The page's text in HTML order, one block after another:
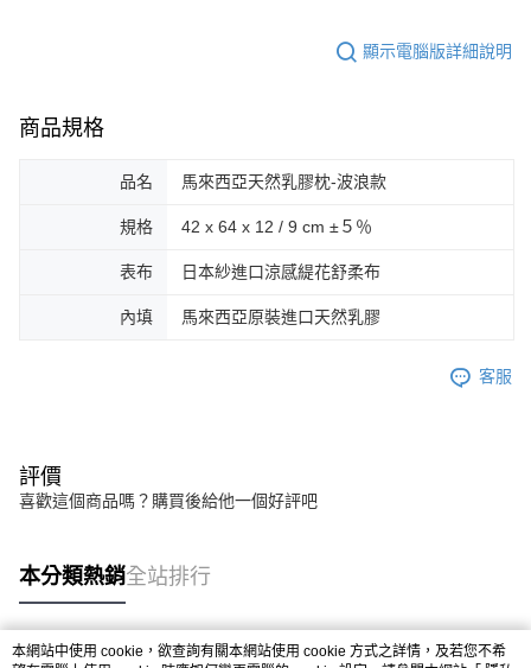
顯示電腦版詳細說明
商品規格
品名 馬來西亞天然乳膠枕-波浪款
規格 42 x 64 x 12 / 9 cm ±５％
表布 日本紗進口涼感緹花舒柔布
內填 馬來西亞原裝進口天然乳膠
客服
評價
喜歡這個商品嗎？購買後給他一個好評吧
本分類熱銷全站排行
本網站中使用 cookie，欲查詢有關本網站使用 cookie 方式之詳情，及若您不希